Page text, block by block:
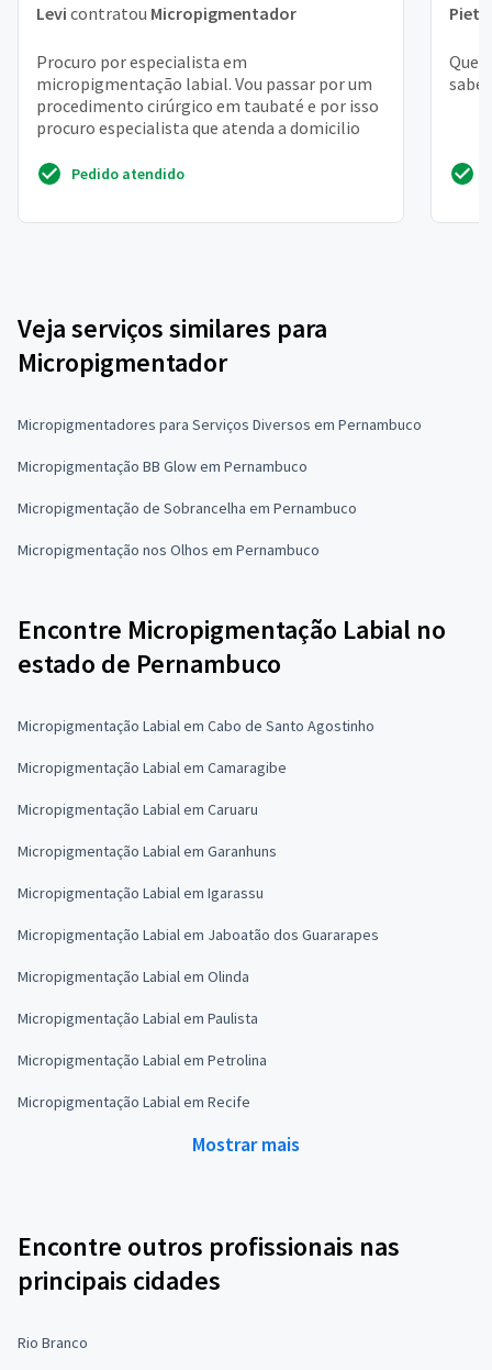
Levi contratou Micropigmentador
Procuro por especialista em
micropigmentação labial. Vou passar por um
procedimento cirúrgico em taubaté e por isso
procuro especialista que atenda a domicilio
Pedido atendido
Veja serviços similares para
Micropigmentador
Micropigmentadores para Serviços Diversos em Pernambuco
Micropigmentação BB Glow em Pernambuco
Micropigmentação de Sobrancelha em Pernambuco
Micropigmentação nos Olhos em Pernambuco
Encontre Micropigmentação Labial no
estado de Pernambuco
Micropigmentação Labial em Cabo de Santo Agostinho
Micropigmentação Labial em Camaragibe
Micropigmentação Labial em Caruaru
Micropigmentação Labial em Garanhuns
Micropigmentação Labial em Igarassu
Micropigmentação Labial em Jaboatão dos Guararapes
Micropigmentação Labial em Olinda
Micropigmentação Labial em Paulista
Micropigmentação Labial em Petrolina
Micropigmentação Labial em Recife
Mostrar mais
Encontre outros profissionais nas
principais cidades
Rio Branco